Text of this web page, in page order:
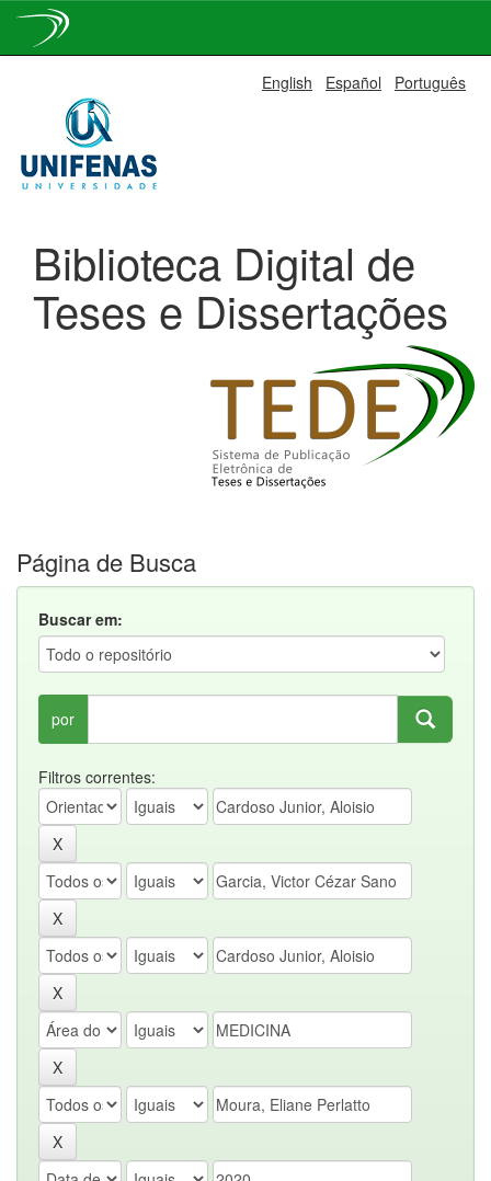
navigation
English Español Português
Biblioteca Digital de
Teses e Dissertações
Página de Busca
Buscar em:
por
Filtros correntes: